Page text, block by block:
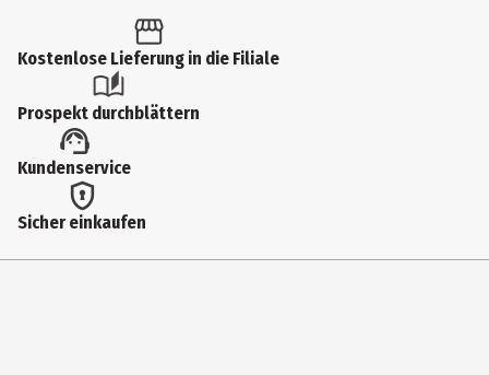
Produkttyp
Federmäppchen
Hersteller
Werner Dorsch GmbH
Herstelleradresse
Kostenlose Lieferung in die Filiale
Prospekt durchblättern
Kundenservice
Sicher einkaufen